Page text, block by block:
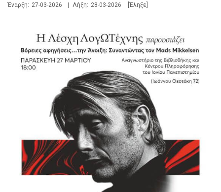
Έναρξη: 27-03-2026 | Λήξη: 28-03-2026 [Έληξε]